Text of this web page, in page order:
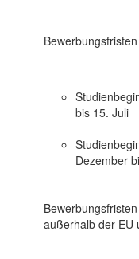
bis 15. Juli
Dezember
außerhalb der EU